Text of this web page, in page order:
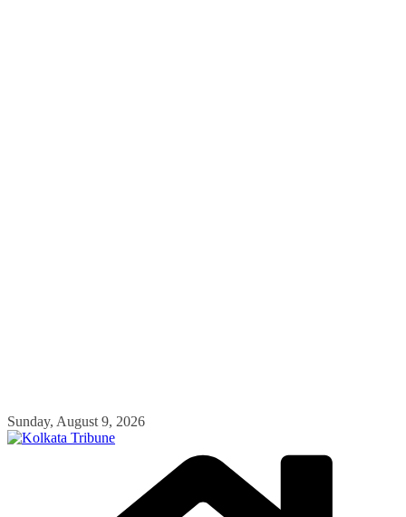
Skip
to
Sunday, August 9, 2026